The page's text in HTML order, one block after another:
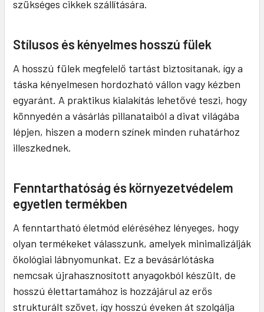
szükséges cikkek szállítására.
Stílusos és kényelmes hosszú fülek
A hosszú fülek megfelelő tartást biztosítanak, így a
táska kényelmesen hordozható vállon vagy kézben
egyaránt. A praktikus kialakítás lehetővé teszi, hogy
könnyedén a vásárlás pillanataiból a divat világába
lépjen, hiszen a modern színek minden ruhatárhoz
illeszkednek.
Fenntarthatóság és környezetvédelem
egyetlen termékben
A fenntartható életmód eléréséhez lényeges, hogy
olyan termékeket válasszunk, amelyek minimalizálják
ökológiai lábnyomunkat. Ez a bevásárlótáska
nemcsak újrahasznosított anyagokból készült, de
hosszú élettartamához is hozzájárul az erős
strukturált szövet, így hosszú éveken át szolgálja